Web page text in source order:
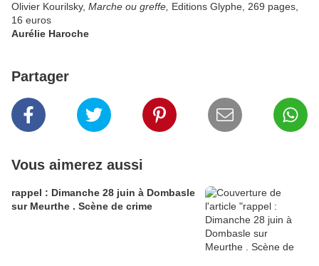
Olivier Kourilsky, Marche ou greffe, Editions Glyphe, 269 pages,
16 euros
Aurélie Haroche
Partager
Vous aimerez aussi
rappel : Dimanche 28 juin à Dombasle
sur Meurthe . Scène de crime